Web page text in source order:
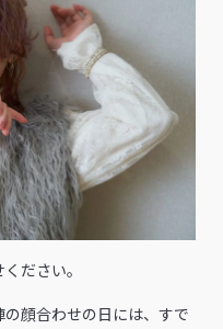
ださい。
顔合わせの日には、すで